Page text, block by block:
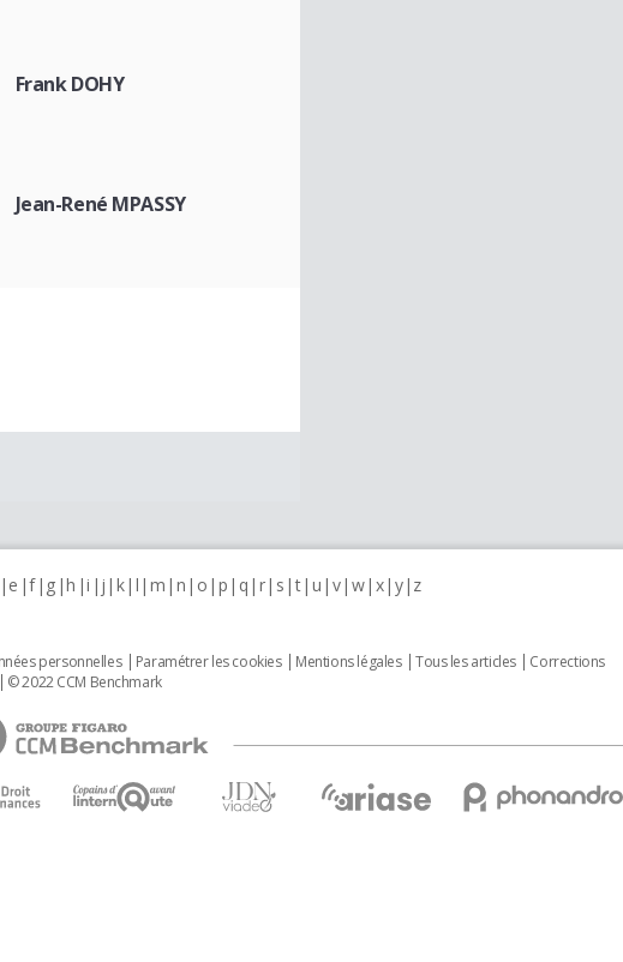
Frank DOHY
Jean-René MPASSY
e f g h i j k l m n o p q r s t u v w x y z
personnelles Paramétrer les cookies Mentions légales Tous les articles
Corrections
© 2022 CCM Benchmark